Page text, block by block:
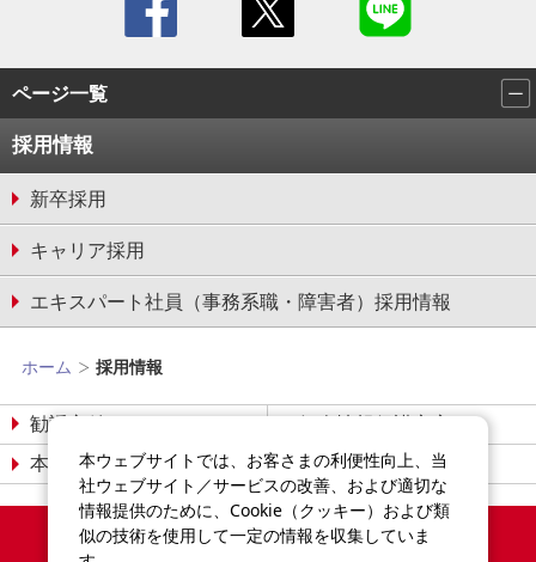
ページ一覧
採用情報
新卒採用
キャリア採用
エキスパート社員（事務系職・障害者）採用情報
ホーム 採用情報
勧誘方針
本サイトについて
サイトマップ
Copyright©2014-2026
Sompo Japan Insurance Inc.
本ウェブサイトでは、お客さまの利便性向上、当
社ウェブサイト／サービスの改善、および適切な
情報提供のために、Cookie（クッキー）および類
似の技術を使用して一定の情報を収集していま